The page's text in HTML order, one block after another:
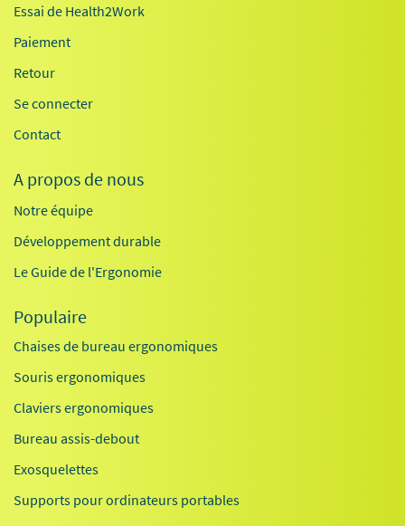
Essai de Health2Work
Paiement
Retour
Se connecter
Contact
A propos de nous
Notre équipe
Développement durable
Le Guide de l'Ergonomie
Populaire
Chaises de bureau ergonomiques
Souris ergonomiques
Claviers ergonomiques
Bureau assis-debout
Exosquelettes
Supports pour ordinateurs portables